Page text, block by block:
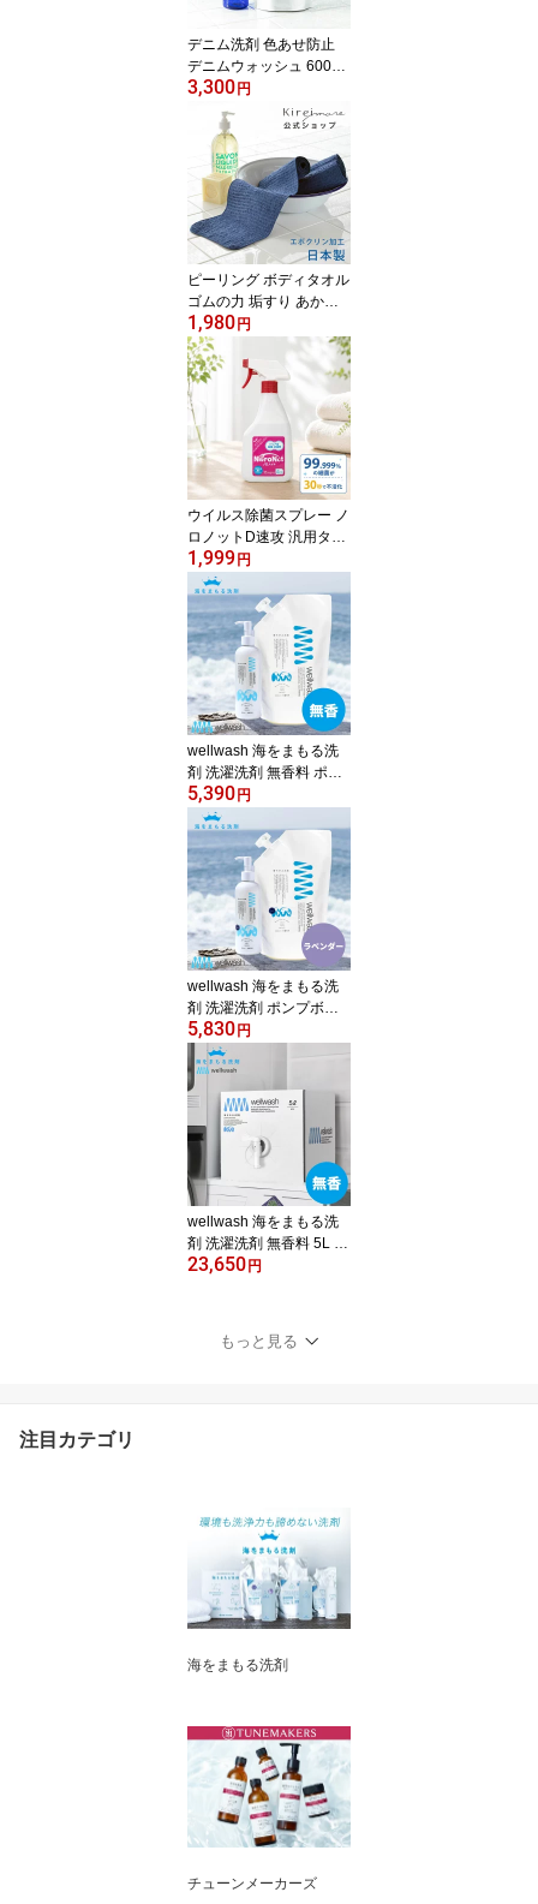
菌の繁殖抑制 無蛍光
デニム洗剤 色あせ防止
デニムウォッシュ 600ml
+空ポンプボトルセット k
ireimore デニム用洗剤 ジ
ーンズ ジーンズ用 洗剤
黒い服 ブラックデニム
ユニフォーム 制服 古着
色褪せ防止 洗濯洗剤 洗
濯用洗剤 消臭 色止め 濃
色衣料用 雑菌抑制 無蛍
光 ノンシリコン
3,300 円
ピーリング ボディタオル
ゴムの力 垢すり あかす
りタオル 送料無料 綿 あ
かすりタオル グッズ 角
質取り 背中 お風呂 体洗
う タオル コットン 日本
製 固め ロング 石鹸のい
らない 介護 Kireimore ダ
ークブルー ナチハマ エ
ポクリン 【メール便発
送】
1,980 円
ウイルス除菌スプレー ノ
ロノットD速攻 汎用タイ
プ 500ml スプレータイプ
[ウイルス予防 除菌スプ
レー 消毒液 予防 浴室の
カビ予防 ノンアルコール
塩素不使用]
1,999 円
wellwash 海をまもる洗
剤 洗濯洗剤 無香料 ポン
プボトル 300ml + 詰替え
600ml セット 海を守る洗
剤 [無香 お肌に優しい 液
体洗剤 おしゃれ着洗い
中性洗剤 柔軟剤不要 エ
コ洗剤 部屋干し 赤ちゃ
ん用 ベビー用 環境に優
しい 化学物質過敏症 日
本製]
5,390 円
wellwash 海をまもる洗
剤 洗濯洗剤 ポンプボト
ル ラベンダー 300ml +
詰替え 600ml セット 海
を守る洗剤 [お肌に優し
い 液体洗剤 おしゃれ着
洗い 中性洗剤 柔軟剤不
要 エコ洗剤 部屋干し 赤
ちゃん用 ベビー用 環境
に優しい 日本製]
5,830 円
wellwash 海をまもる洗
剤 洗濯洗剤 無香料 5L 無
香 [お肌に優しい 液体洗
エコ洗剤 お徳用 部屋干
し 赤ちゃん用 ベビー用
23,650 円
もっと見る
注目カテゴリ
海をまもる洗剤
チューンメーカーズ